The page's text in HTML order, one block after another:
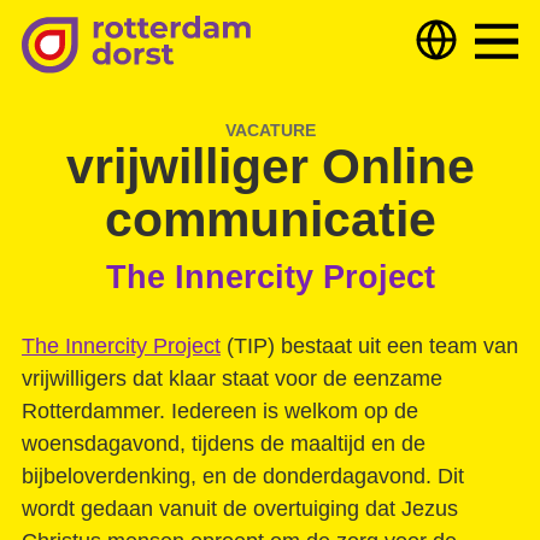
Hulp nodig? Hulp bieden
Over ons
Deelnemers & partners
Nieuws
Uitgelicht
Wijkteam zoekt samenwerking
Extra veel vruchten
TKC digital versterkt onze Vraagbaken!
Getekend
VACATURE
vrijwilliger Online
communicatie
The Innercity Project
The Innercity Project (TIP) bestaat uit een team van
vrijwilligers dat klaar staat voor de eenzame
Rotterdammer. Iedereen is welkom op de
woensdagavond, tijdens de maaltijd en de
bijbeloverdenking, en de donderdagavond. Dit
wordt gedaan vanuit de overtuiging dat Jezus